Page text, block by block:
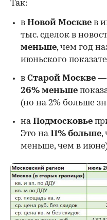
00:00 / 00:00
Так:
в Новой Москве в
тыс. сделок в
меньше, чем год
июньского
в Старой Москве —
26% меньше
(но на 2% больше
наПодмосковье
Это на11% больше,
меньше, чем в